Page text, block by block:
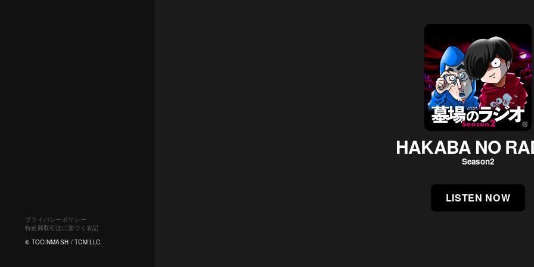
プライバシーポリシー
特定商取引法に基づく表記
© TOCINMASH / TCM LLC.
HAKABA NO
Season2
LISTEN NOW